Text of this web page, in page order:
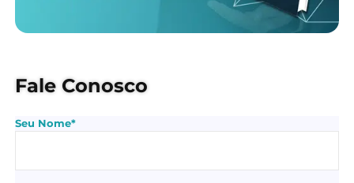
Fale Conosco
Seu Nome*